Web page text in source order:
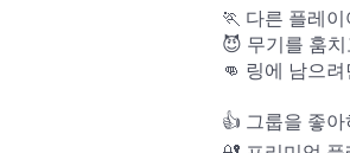
🏃 다른 플레
😈 무기를 훔
👊 링에 남으
👍 그룹을 좋